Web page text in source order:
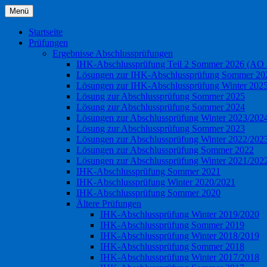
Zum
Inhalt
springen
industriekaufmann24
Menü
Startseite
Prüfungen
Ergebnisse Abschlussprüfungen
IHK-Abschlussprüfung Teil 2 Sommer 2026 (AO
Lösungen zur IHK-Abschlussprüfung Sommer
Lösungen zur IHK-Abschlussprüfung Winter
Lösung zur Abschlussprüfung Sommer 2025
Lösung zur Abschlussprüfung Sommer 2024
Lösungen zur Abschlussprüfung Winter 2023/
Lösung zur Abschlussprüfung Sommer 2023
Lösungen zur Abschlussprüfung Winter 2022/
Lösungen zur Abschlussprüfung Sommer 2022
Lösungen zur Abschlussprüfung Winter 2021/
IHK-Abschlussprüfung Sommer 2021
IHK-Abschlussprüfung Winter 2020/2021
IHK-Abschlussprüfung Sommer 2020
Ältere Prüfungen
IHK-Abschlussprüfung Winter 2019/2020
IHK-Abschlussprüfung Sommer 2019
IHK-Abschlussprüfung Winter 2018/2019
IHK-Abschlussprüfung Sommer 2018
IHK-Abschlussprüfung Winter 2017/2018